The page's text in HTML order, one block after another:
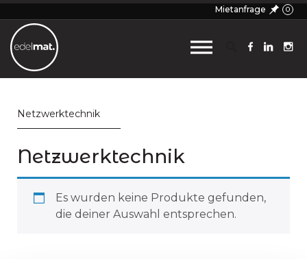
Mietanfrage 0
Netzwerktechnik
Netzwerktechnik
Es wurden keine Produkte gefunden,
die deiner Auswahl entsprechen.